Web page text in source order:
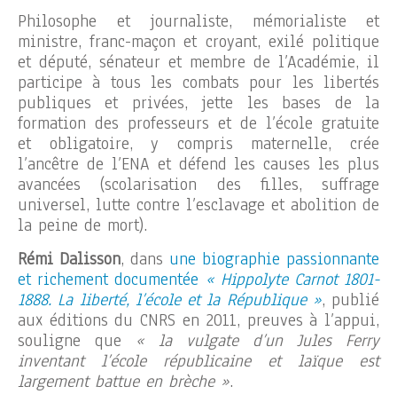
Philosophe et journaliste, mémorialiste et
ministre, franc-maçon et croyant, exilé politique
et député, sénateur et membre de l’Académie, il
participe à tous les combats pour les libertés
publiques et privées, jette les bases de la
formation des professeurs et de l’école gratuite
et obligatoire, y compris maternelle, crée
l’ancêtre de l’ENA et défend les causes les plus
avancées (scolarisation des filles, suffrage
universel, lutte contre l’esclavage et abolition de
la peine de mort).
Rémi Dalisson, dans une biographie passionnante
et richement documentée « Hippolyte Carnot 1801-
1888. La liberté, l’école et la République », publié
aux éditions du CNRS en 2011, preuves à l’appui,
souligne que « la vulgate d’un Jules Ferry
inventant l’école républicaine et laïque est
largement battue en brèche ».